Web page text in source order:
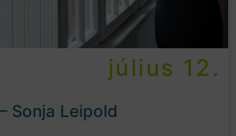
július 12.
Sonja Leipold